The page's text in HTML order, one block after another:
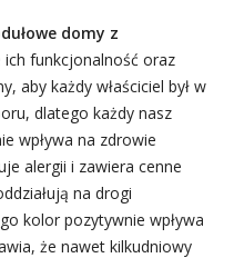
domy z
funkcjonalność oraz
aby każdy właściciel był w
dlatego każdy nasz
wpływa na zdrowie
alergii i zawiera cenne
na drogi
kolor pozytywnie wpływa
że nawet kilkudniowy